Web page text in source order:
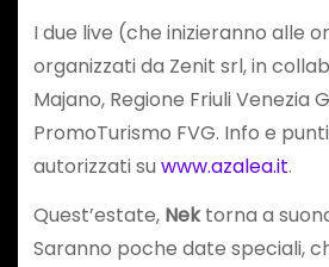
I due live (che inizieranno alle
organizzati da Zenit srl, in
Majano, Regione Friuli Venezia
PromoTurismo FVG. Info e
autorizzati su www.azalea.it.
Quest’estate, Nektorna a
Saranno poche date speciali,